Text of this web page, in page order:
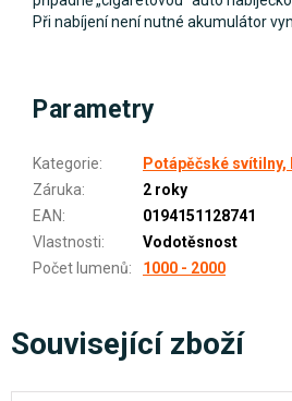
Při nabíjení není nutné akumulátor
Parametry
Kategorie:
Potápěčské svítilny,
Záruka:
2 roky
EAN:
0194151128741
Vlastnosti:
Vodotěsnost
Počet lumenů: 1000 - 2000
Související zboží